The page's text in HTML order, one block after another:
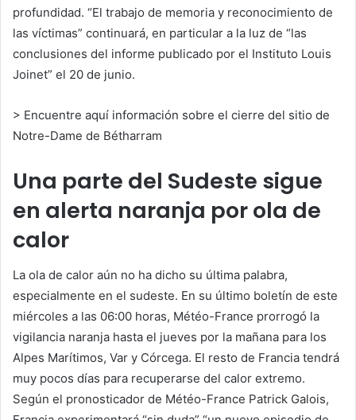
profundidad. “El trabajo de memoria y reconocimiento de
las víctimas” continuará, en particular a la luz de “las
conclusiones del informe publicado por el Instituto Louis
Joinet” el 20 de junio.
> Encuentre aquí información sobre el cierre del sitio de
Notre-Dame de Bétharram
Una parte del Sudeste sigue
en alerta naranja por ola de
calor
La ola de calor aún no ha dicho su última palabra,
especialmente en el sudeste. En su último boletín de este
miércoles a las 06:00 horas, Météo-France prorrogó la
vigilancia naranja hasta el jueves por la mañana para los
Alpes Marítimos, Var y Córcega. El resto de Francia tendrá
muy pocos días para recuperarse del calor extremo.
Según el pronosticador de Météo-France Patrick Galois,